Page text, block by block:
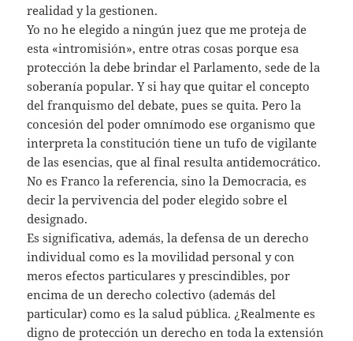
realidad y la gestionen.
Yo no he elegido a ningún juez que me proteja de
esta «intromisión», entre otras cosas porque esa
protección la debe brindar el Parlamento, sede de la
soberanía popular. Y si hay que quitar el concepto
del franquismo del debate, pues se quita. Pero la
concesión del poder omnímodo ese organismo que
interpreta la constitución tiene un tufo de vigilante
de las esencias, que al final resulta antidemocrático.
No es Franco la referencia, sino la Democracia, es
decir la pervivencia del poder elegido sobre el
designado.
Es significativa, además, la defensa de un derecho
individual como es la movilidad personal y con
meros efectos particulares y prescindibles, por
encima de un derecho colectivo (además del
particular) como es la salud pública. ¿Realmente es
digno de protección un derecho en toda la extensión